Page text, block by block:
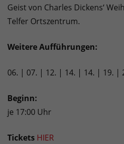
Geist von Charles Dickens‘
Telfer Ortszentrum.
Weitere Aufführungen:
06. | 07. | 12. | 14. | 14. | 19. |
Beginn:
je 17:00 Uhr
Tickets HIER